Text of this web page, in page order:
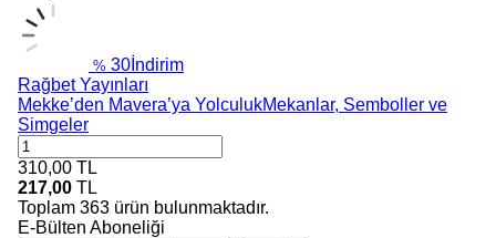
% 30 İndirim
Rağbet Yayınları
Mekke’den Mavera’ya YolculukMekanlar, Semboller ve
Simgeler
310,00 TL
217,00 TL
Toplam 363 ürün bulunmaktadır.
E-Bülten Aboneliği